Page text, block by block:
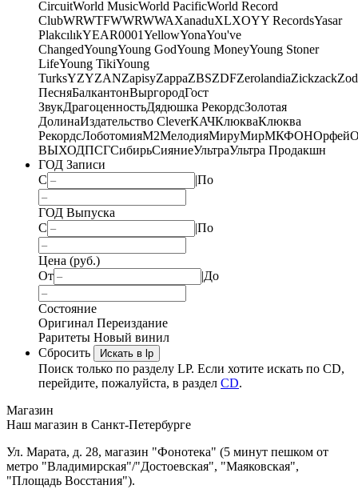
CircuitWorld MusicWorld PacificWorld Record
ClubWRWTFWWRWWAXanaduXLXOYY RecordsYasar
PlakcılıkYEAR0001YellowYonaYou've
ChangedYoungYoung GodYoung MoneyYoung Stoner
LifeYoung TikiYoung
TurksYZYZANZapisyZappaZBSZDFZerolandiaZickzack
ПесняБалкантонВыргородГост
ЗвукДрагоценностьДядюшка РекордсЗолотая
ДолинаИздательство CleverКАЧКлюкваКлюква
РекордсЛоботомияМ2МелодияМируМирМКФОНОрфей
ВЫХОДПСГСибирьСияниеУльтраУльтра Продакшн
ГОД Записи
С
|По
ГОД Выпуска
С
|По
Цена (руб.)
От
|До
Состояние
Оригинал Переиздание
Раритеты Новый винил
Сбросить
Искать в lp
Поиск только по разделу LP. Если хотите искать по CD,
перейдите, пожалуйста, в раздел CD.
Магазин
Наш магазин в Санкт-Петербурге
Ул. Марата, д. 28, магазин "Фонотека" (5 минут пешком от
метро "Владимирская"/"Достоевская", "Маяковская",
"Площадь Восстания").